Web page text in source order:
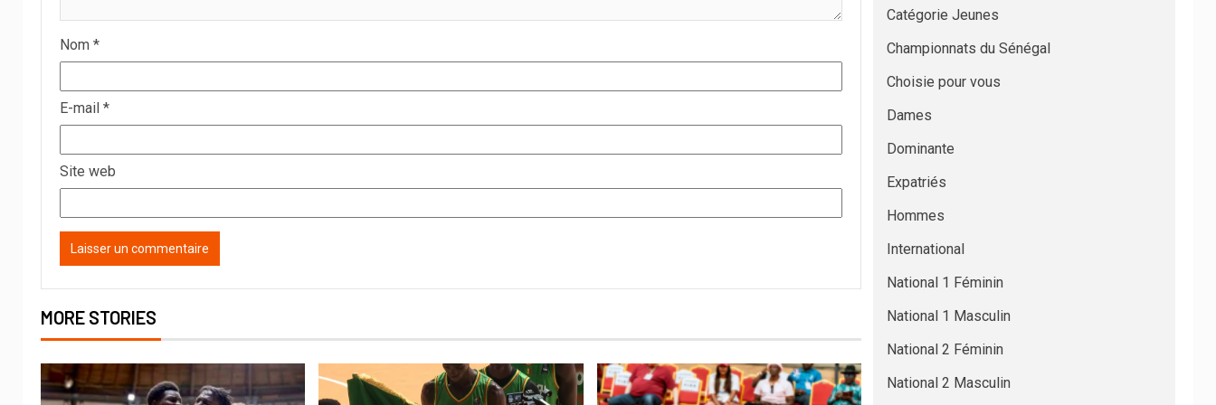
Nom *
E-mail *
Site web
MORE STORIES
Catégorie Jeunes
Championnats du Sénégal
Choisie pour vous
Dames
Dominante
Expatriés
Hommes
International
National 1 Féminin
National 1 Masculin
National 2 Féminin
National 2 Masculin